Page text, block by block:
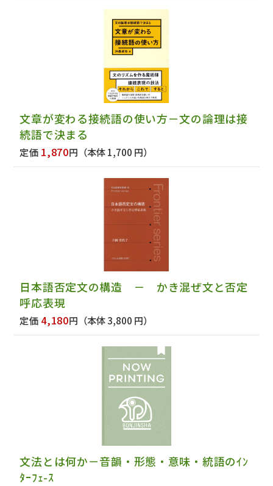
文章が変わる接続語の使い方－文の論理は接
続語で決まる
定価 1,870円 （本体 1,700 円）
日本語否定文の構造 － かき混ぜ文と否定
呼応表現
定価 4,180円 （本体 3,800 円）
文法とは何か－音韻・形態・意味・統語のｲﾝ
ﾀｰﾌｪ-ｽ